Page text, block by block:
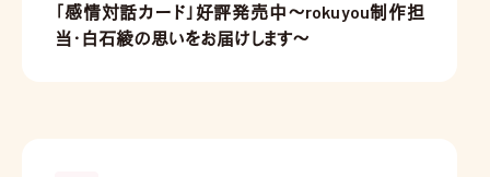
「感情対話カード」好評発売中〜rokuyou制作担
当・白石綾の思いをお届けします〜